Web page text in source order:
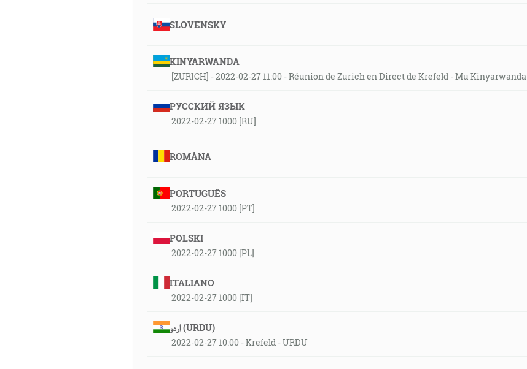
SLOVENSKY
KINYARWANDA
[ZURICH] - 2022-02-27 11:00 - Réunion de Zurich en Direct de Krefeld - Mu Kinyarwanda
РУССКИЙ ЯЗЫК
2022-02-27 1000 [RU]
ROMÂNA
PORTUGUÊS
2022-02-27 1000 [PT]
POLSKI
2022-02-27 1000 [PL]
ITALIANO
2022-02-27 1000 [IT]
اردو (URDU)
2022-02-27 10:00 - Krefeld - URDU